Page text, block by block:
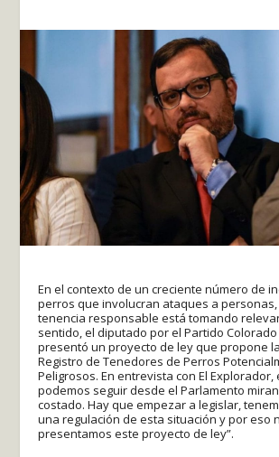
En el contexto de un creciente número de
perros que involucran ataques a
tenencia responsable está tomando
sentido, el diputado por el Partido Colorado
presentó un proyecto de ley que propone
Registro de Tenedores de Perros
Peligrosos. En entrevista con El Explorador,
podemos seguir desde el Parlamento
costado. Hay que empezar a legislar,
una regulación de esta situación y por eso
presentamos este proyecto de ley”.